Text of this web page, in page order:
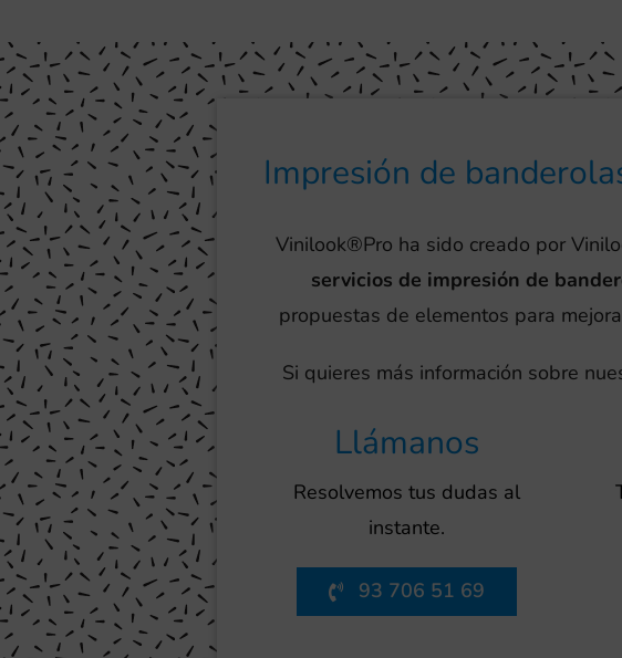
Impresión de
Vinilook®Pro ha sido creado por
servicios de impresión de
propuestas de elementos para
Si quieres más información sobre
Llámanos
Resolvemos tus dudas al
instante.
93 706 51 69